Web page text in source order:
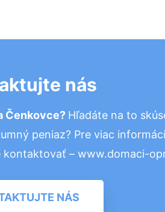
nás
Čenkovce? Hľadáte na to
peniaz? Pre viac
kontaktovať – www.domaci-
NÁS